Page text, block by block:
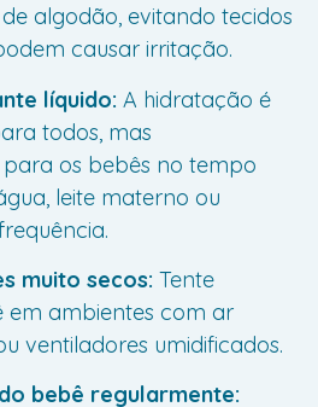
algodão, evitando tecidos
causar irritação.
líquido: A hidratação é
todos, mas
os bebês no tempo
leite materno ou
muito secos: Tente
em ambientes com ar
ventiladores umidificados.
bebê regularmente: